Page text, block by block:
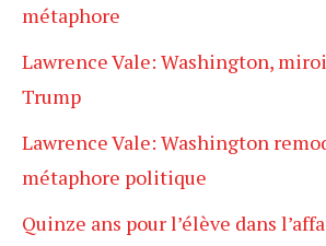
métaphore
Lawrence Vale: Washington,
Trump
Lawrence Vale: Washington
métaphore politique
Quinze ans pour l’élève dans